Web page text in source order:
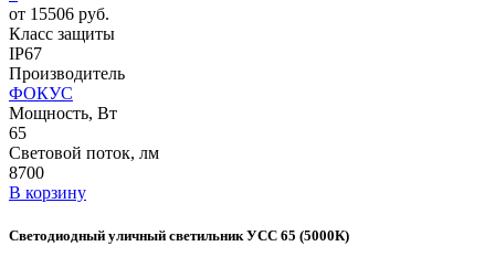
от 15506 руб.
Класс защиты
IP67
Производитель
ФОКУС
Мощность, Вт
65
Световой поток, лм
8700
В корзину
Светодиодный уличный светильник УСС 65 (5000К)